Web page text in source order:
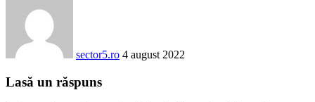
sector5.ro 4 august 2022
Lasă un răspuns